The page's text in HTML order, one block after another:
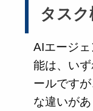
タス
AIエージ
能は、い
ールです
な違いがあ